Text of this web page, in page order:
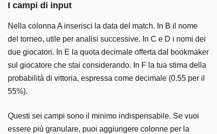
I campi di input
Nella colonna A inserisci la data del match. In B il nome
del torneo, utile per analisi successive. In C e D i nomi dei
due giocatori. In E la quota decimale offerta dal bookmaker
sul giocatore che stai considerando. In F la tua stima della
probabilità di vittoria, espressa come decimale (0.55 per il
55%).
Questi sei campi sono il minimo indispensabile. Se vuoi
essere più granulare, puoi aggiungere colonne per la